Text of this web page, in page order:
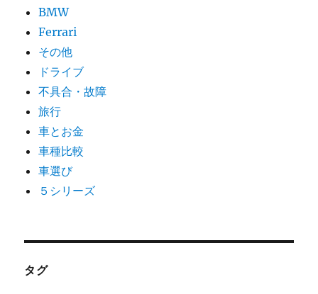
BMW
Ferrari
その他
ドライブ
不具合・故障
旅行
車とお金
車種比較
車選び
５シリーズ
タグ